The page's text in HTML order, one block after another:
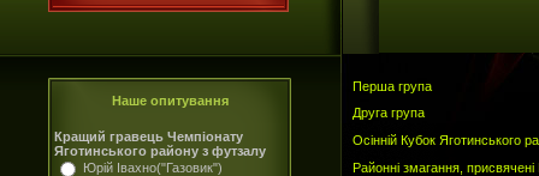
Наше опитування
Кращий гравець Чемпіонату
Яготинського району з футзалу
Юрій Івахно("Газовик")
Перша група
Друга група
Осінній Кубок Яготинського
Районні змагання,